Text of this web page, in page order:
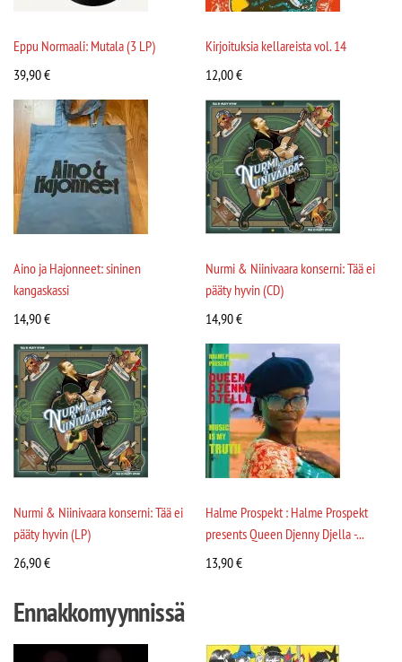
Eppu Normaali: Mutala (3 LP)
39,90€
Kirjoituksia kellareista vol. 14
12,00€
Aino ja Hajonneet: sininen
kangaskassi
14,90€
Nurmi & Niinivaara konserni: Tää ei
pääty hyvin (CD)
14,90€
Nurmi & Niinivaara konserni: Tää ei
pääty hyvin (LP)
26,90€
Halme Prospekt : Halme Prospekt
presents Queen Djenny Djella -...
13,90€
Ennakkomyynnissä